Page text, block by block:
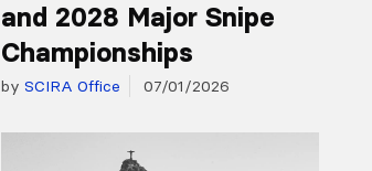
and 2028 Major Snipe
Championships
by SCIRA Office 07/01/2026